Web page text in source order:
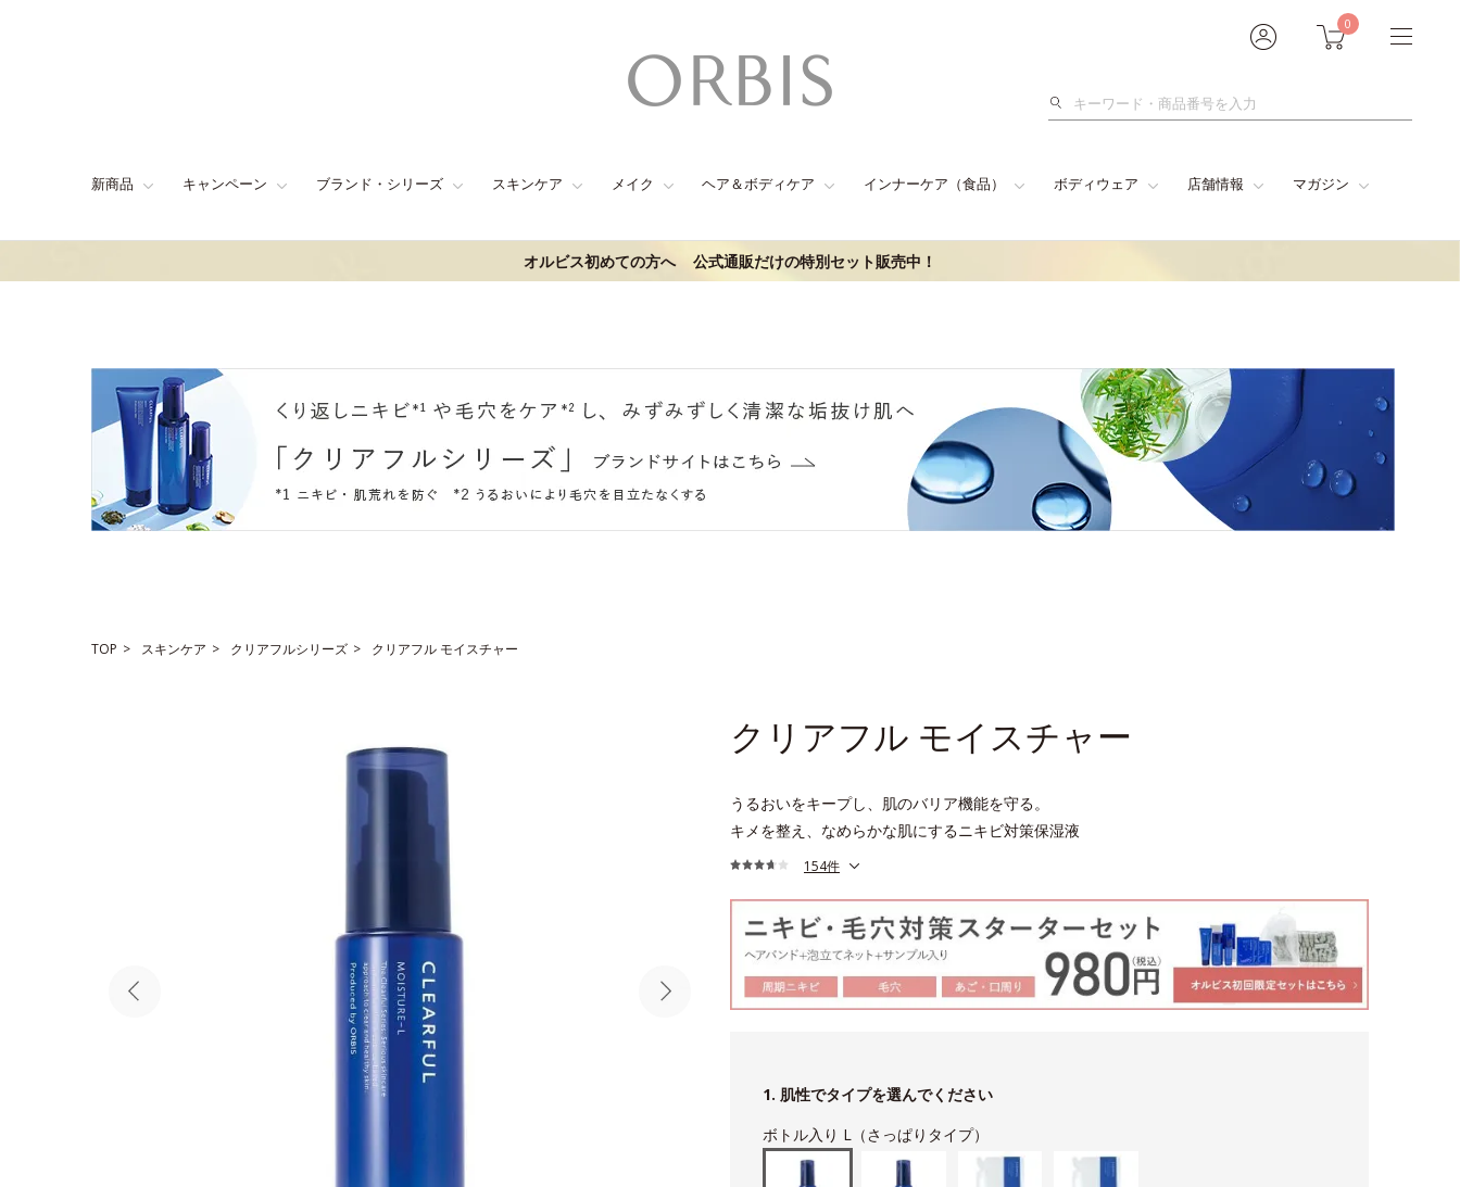
0
検
新商品 キャンペーン ブランド・シリーズ スキンケア メイク ヘア＆ボディケア インナーケア（食品） ボディウェア 店舗情報 マガジン
オルビス初めての方へ 公式通販だけの特別セット販売中！
TOP スキンケア クリアフルシリーズ クリアフル モイスチャー
クリアフル モイスチャー
うるおいをキープし、肌のバリア機能を守る。
キメを整え、なめらかな肌にするニキビ対策保湿液
154件
1. 肌性でタイプを選んでください
ボトル入り L（さっぱりタイプ）